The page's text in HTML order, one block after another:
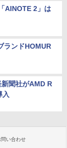
AINOTE 2」は
ランドHOMUR
聞社がAMD R
問い合わせ